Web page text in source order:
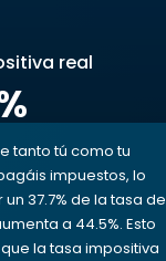
real
tanto tú como tu
impuestos, lo
37.7% de la tasa de
a 44.5%. Esto
la tasa impositiva